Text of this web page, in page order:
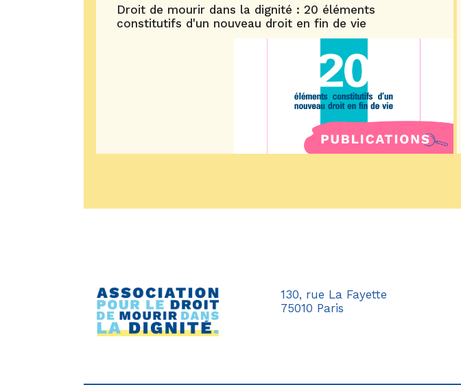
Droit de mourir dans la dignité : 20 éléments
constitutifs d'un nouveau droit en fin de vie
130, rue La Fayette
75010 Paris